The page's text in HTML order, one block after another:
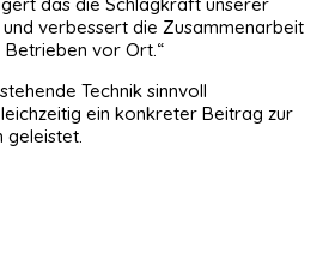
verbessert die Zusammenarbeit
vor Ort.“
Technik sinnvoll
ein konkreter Beitrag zur
geleistet.